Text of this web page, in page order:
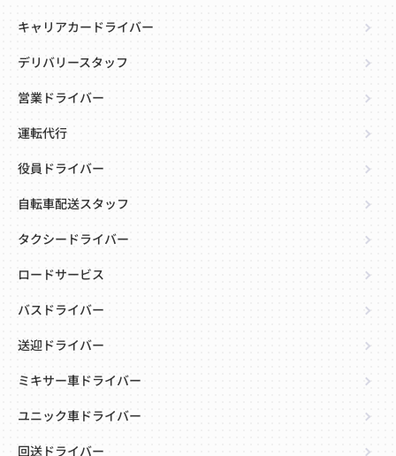
キャリアカードライバー
デリバリースタッフ
営業ドライバー
運転代行
役員ドライバー
自転車配送スタッフ
タクシードライバー
ロードサービス
バスドライバー
送迎ドライバー
ミキサー車ドライバー
ユニック車ドライバー
回送ドライバー